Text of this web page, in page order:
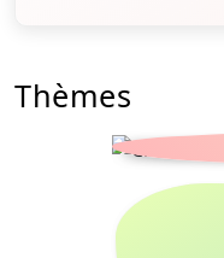
Thèmes